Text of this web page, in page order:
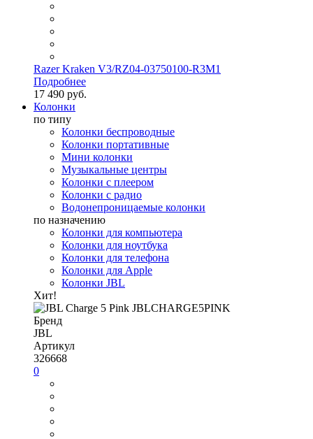
Razer Kraken V3/RZ04-03750100-R3M1
Подробнее
17 490 руб.
Колонки
по типу
Колонки беспроводные
Колонки портативные
Мини колонки
Музыкальные центры
Колонки с плеером
Колонки с радио
Водонепроницаемые колонки
по назначению
Колонки для компьютера
Колонки для ноутбука
Колонки для телефона
Колонки для Apple
Колонки JBL
Хит!
Бренд
JBL
Артикул
326668
0